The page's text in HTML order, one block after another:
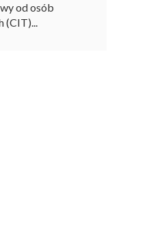
od osób
(CIT)...